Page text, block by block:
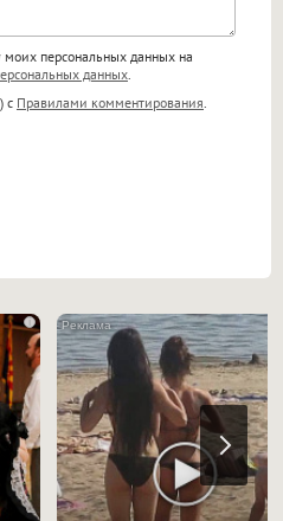
<em>, <s>, <big>,
<pre>, <ul>, <ol>, <li>,
HTML,
становятся
img] будет
моих персональных данных на
данных
с Правилами комментирования
i